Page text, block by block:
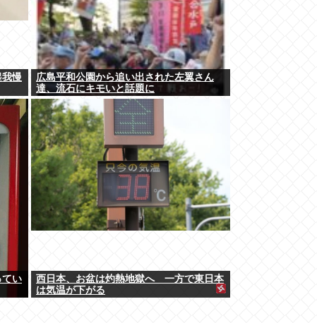
我慢
広島平和公園から追い出された左翼さん
達、流石にキモいと話題に
てい
西日本、お盆は灼熱地獄へ 一方で東日本
は気温が下がる